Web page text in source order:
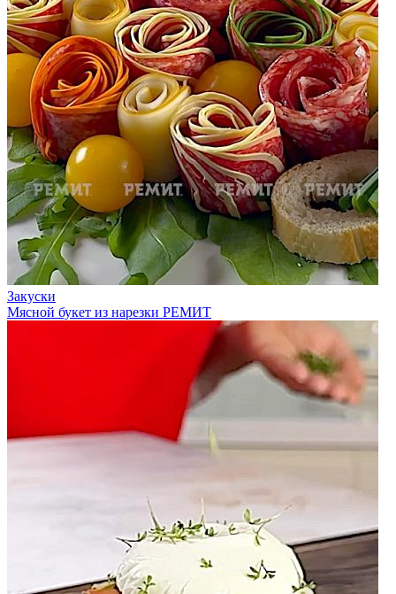
Закуски
Мясной букет из нарезки РЕМИТ